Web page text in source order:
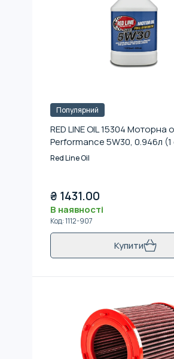
Популярний
RED LINE OIL 15304 Моторна
Performance 5W30, 0.946л (1
Red Line Oil
₴ 1431.00
В наявності
Код:1112-907
Купити